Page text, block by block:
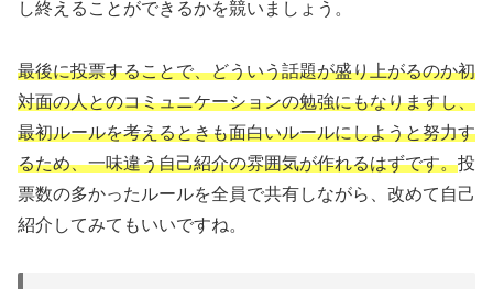
し終えることができるかを競いましょう。
最後に投票することで、どういう話題が盛り上がるのか初
対面の人とのコミュニケーションの勉強にもなりますし、
最初ルールを考えるときも面白いルールにしようと努力す
るため、一味違う自己紹介の雰囲気が作れるはずです。投
票数の多かったルールを全員で共有しながら、改めて自己
紹介してみてもいいですね。